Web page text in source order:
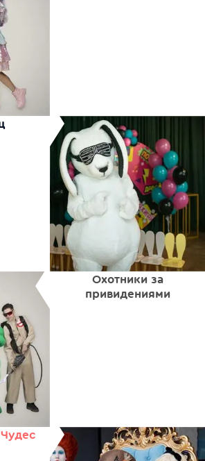
Охотники за
привидениями